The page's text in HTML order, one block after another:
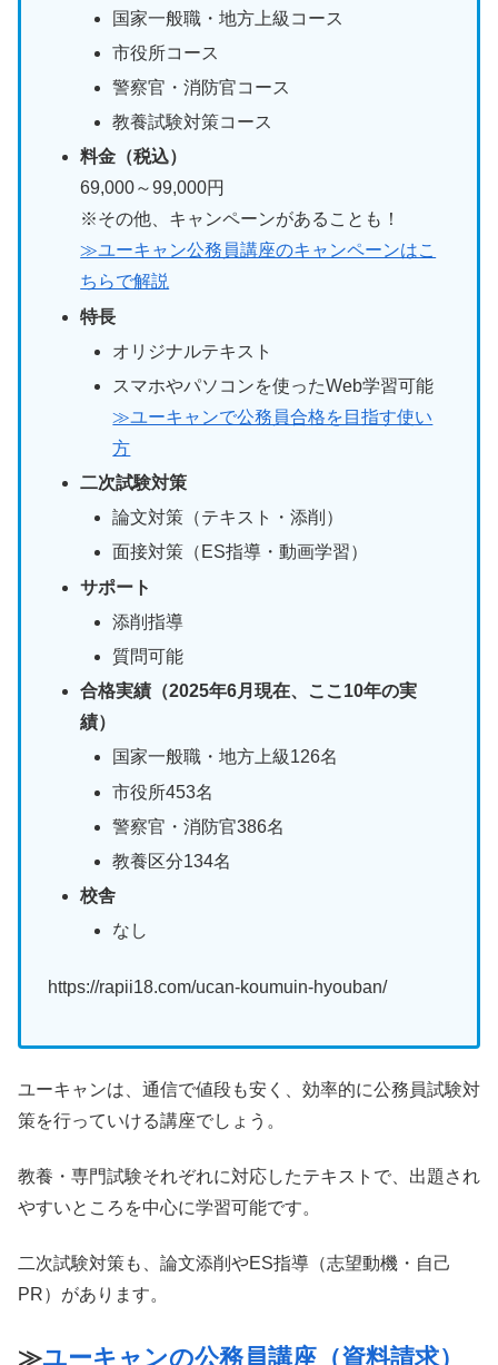
国家一般職・地方上級コース
市役所コース
警察官・消防官コース
教養試験対策コース
料金（税込）
69,000～99,000円
※その他、キャンペーンがあることも！
≫ユーキャン公務員講座のキャンペーンはこ
ちらで解説
特長
オリジナルテキスト
スマホやパソコンを使ったWeb学習可能
≫ユーキャンで公務員合格を目指す使い
方
二次試験対策
論文対策（テキスト・添削）
面接対策（ES指導・動画学習）
サポート
添削指導
質問可能
合格実績（2025年6月現在、ここ10年の実
績）
国家一般職・地方上級126名
市役所453名
警察官・消防官386名
教養区分134名
校舎
なし
https://rapii18.com/ucan-koumuin-hyouban/
ユーキャンは、通信で値段も安く、効率的に公務員試験対
策を行っていける講座でしょう。
教養・専門試験それぞれに対応したテキストで、出題され
やすいところを中心に学習可能です。
二次試験対策も、論文添削やES指導（志望動機・自己
PR）があります。
≫ユーキャンの公務員講座（資料請求）